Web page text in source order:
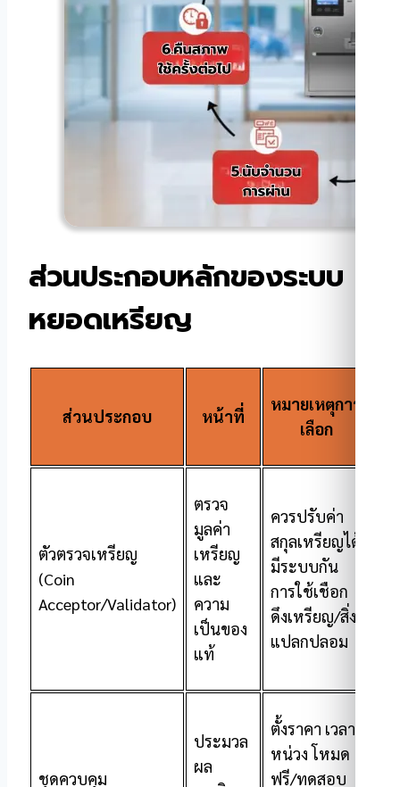
ส่วนประกอบหลักของระบบ
หยอดเหรียญ
ส่วนประกอบ หน้าที่
หมายเหตุการ
เลือก
ตัวตรวจเหรียญ
(Coin
Acceptor/Validator)
ตรวจ
มูลค่า
เหรียญ
และ
ความ
เป็นของ
แท้
ควรปรับค่า
สกุลเหรียญได้
มีระบบกัน
การใช้เชือก
ดึงเหรียญ/สิ่ง
แปลกปลอม
ชุดควบคุม
ประมวล
ผล
ตั้งราคา เวลา
หน่วง โหมด
ฟรี/ทดสอบ